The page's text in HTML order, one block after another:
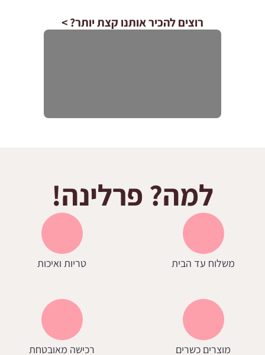
רוצים להכיר אותנו קצת יותר? >
משלוח עד הבית טריות ואיכות
מוצרים כשרים רכישה מאובטחת
למה? פרלינה!